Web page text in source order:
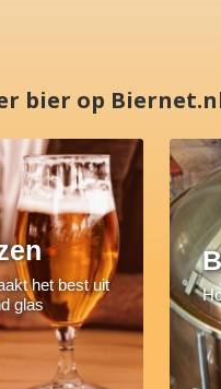
bier op
het best uit
glas